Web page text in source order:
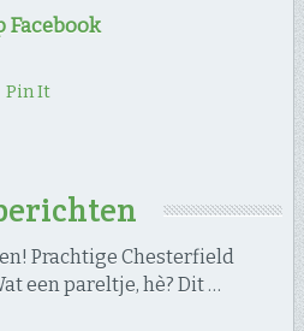
Facebook
Pin It
Prachtige Chesterfield
een pareltje, hè? Dit …